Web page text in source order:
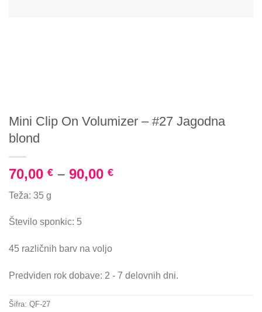
Mini Clip On Volumizer – #27 Jagodna
blond
70,00 € – 90,00 €
Teža: 35 g
Število sponkic: 5
45 različnih barv na voljo
Predviden rok dobave: 2 - 7 delovnih dni.
Šifra: QF-27